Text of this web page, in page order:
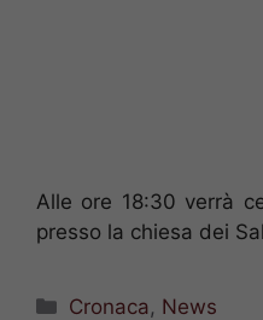
Alle ore 18:30 verrà
presso la chiesa dei
Categorie
Cronaca, News